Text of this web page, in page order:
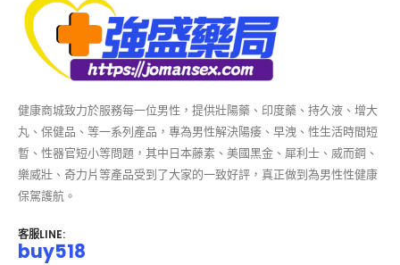
健康商城致力於服務每一位男性，提供壯陽藥、印度藥、持久液、增大
丸、保健品、等一系列產品，專為男性解決陽痿、早洩、性生活時間短
暫、性器官短小等問題，其中日本藤素、美國黑金、犀利士、威而鋼、
樂威壯、奇力片等產品受到了大家的一致好評，真正做到為男性性健康
保駕護航。
客服LINE:
buy518